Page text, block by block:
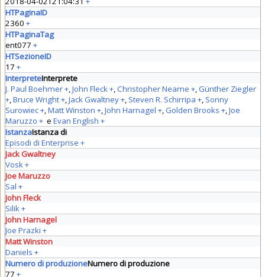
HTPaginaID
2360 +
HTPaginaTag
ent077 +
HTSezioneID
17 +
InterpreteInterprete
J. Paul Boehmer+,John Fleck+,Christopher Neame +,Günther Ziegler
+,Bruce Wright+,Jack Gwaltney+, Steven R. Schirripa +, Sonny
Surowiec+,Matt Winston +,John Harnagel +,Golden Brooks +,Joe
Maruzzo +e Evan English +
IstanzaIstanza di
Episodi di Enterprise +
Jack Gwaltney
Vosk+
Joe Maruzzo
Sal +
John Fleck
Silik+
John Harnagel
Joe Prazki +
Matt Winston
Daniels +
Numero di produzioneNumero di produzione
77 +